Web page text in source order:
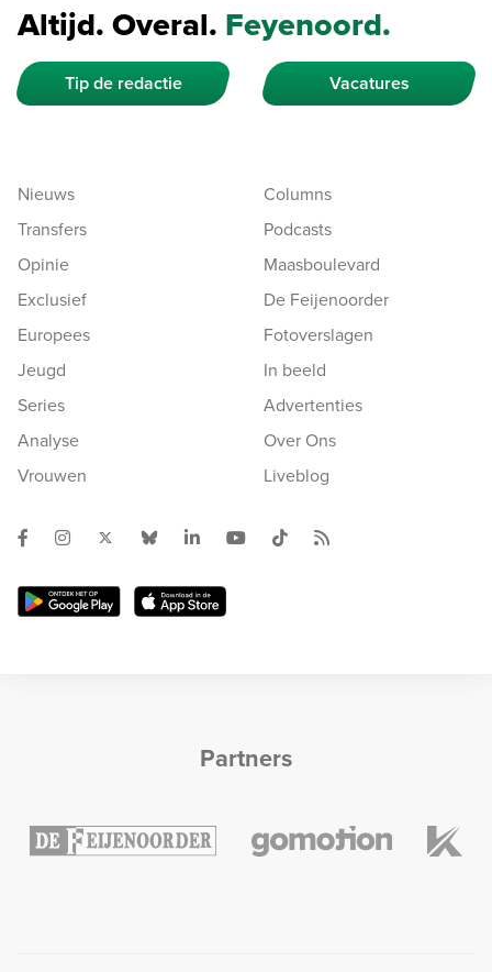
Altijd. Overal. Feyenoord.
Tip de redactie Vacatures
Nieuws
Transfers
Opinie
Exclusief
Europees
Jeugd
Series
Analyse
Vrouwen
Columns
Podcasts
Maasboulevard
De Feijenoorder
Fotoverslagen
In beeld
Advertenties
Over Ons
Liveblog
Partners